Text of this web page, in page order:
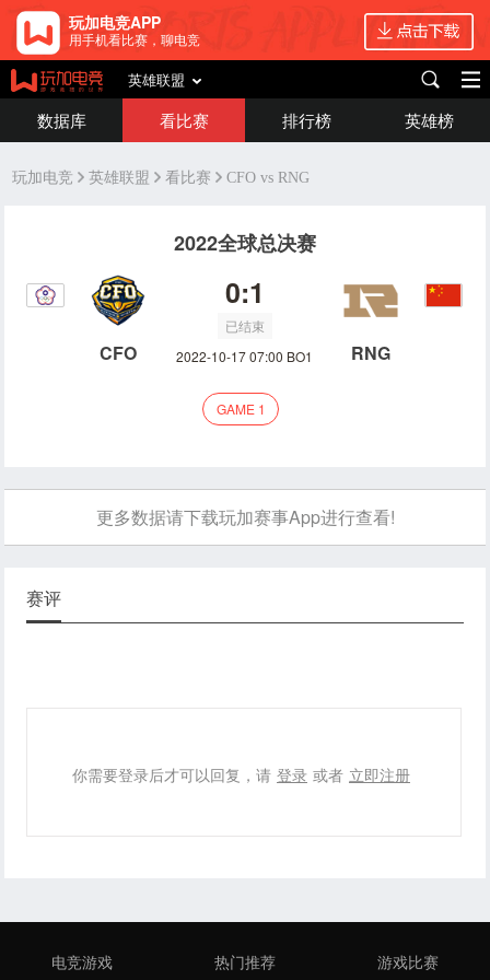
玩加电竞APP
用手机看比赛，聊电竞
英雄联盟
数据库 看比赛 排行榜 英雄榜
玩加电竞 英雄联盟 看比赛 CFO vs RNG
2022全球总决赛
CFO
0:1
已结束
2022-10-17 07:00 BO1
RNG
GAME 1
更多数据请下载玩加赛事App进行查看!
赛评
你需要登录后才可以回复，请 登录 或者 立即注册
电竞游戏 热门推荐 游戏比赛